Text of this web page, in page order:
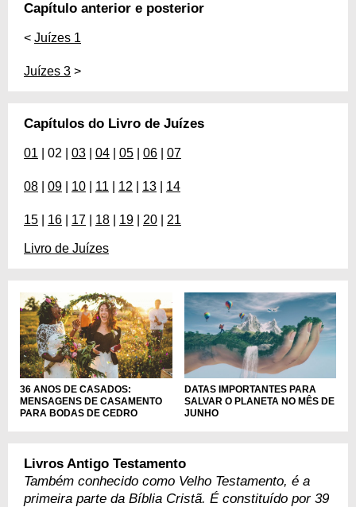
Capítulo anterior e posterior
< Juízes 1
Juízes 3 >
Capítulos do Livro de Juízes
01 | 02 | 03 04 05 06 07
08 09 10 11 12 13 14
15 16 17 18 19 20 21
Livro de Juízes
36 ANOS DE CASADOS:
MENSAGENS DE CASAMENTO
PARA BODAS DE CEDRO
DATAS IMPORTANTES PARA
SALVAR O PLANETA NO MÊS DE
JUNHO
Livros Antigo Testamento
Também conhecido como Velho Testamento, é a
primeira parte da Bíblia Cristã. É constituído por 39